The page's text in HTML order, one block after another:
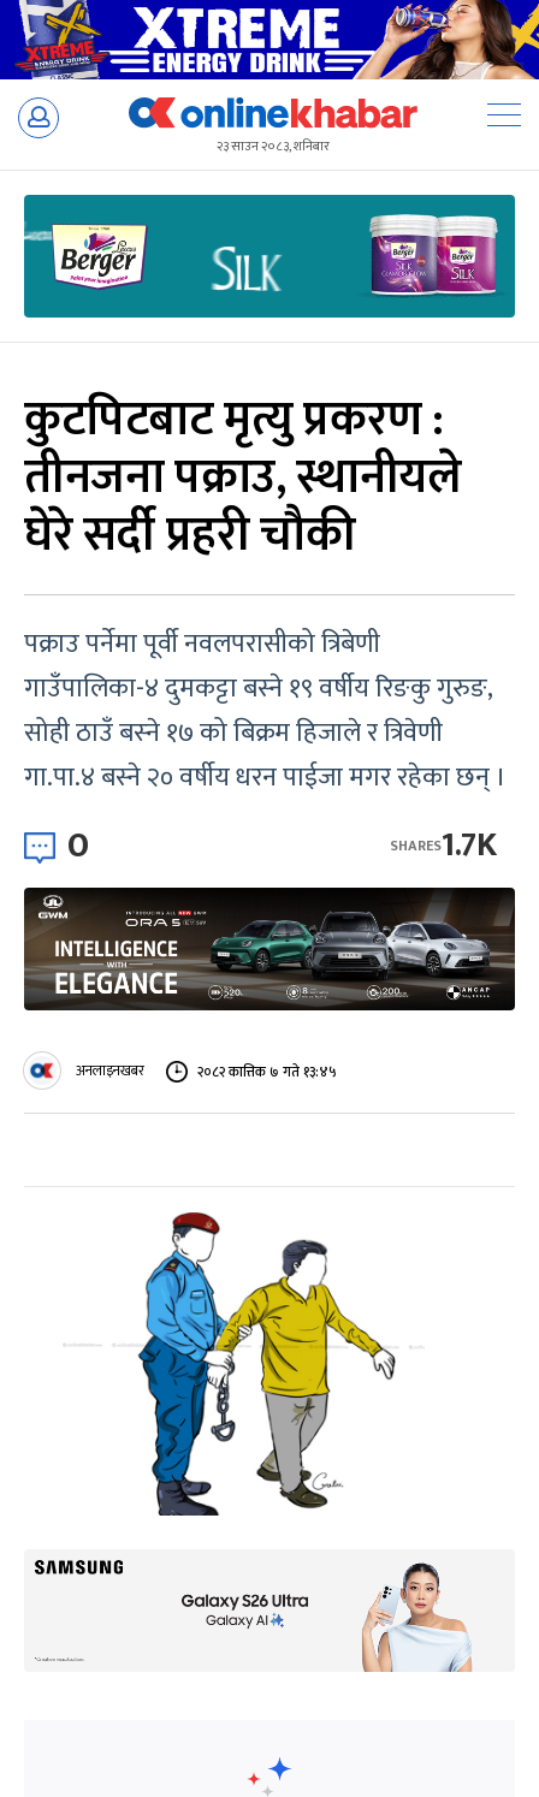
Skip
२३ साउन २०८३, शनिबार
कुटपिटबाट मृत्यु प्रकरण :
तीनजना पक्राउ, स्थानीयले
घेरे सर्दी प्रहरी चौकी
पक्राउ पर्नेमा पूर्वी नवलपरासीको त्रिबेणी
गाउँपालिका-४ दुमकट्टा बस्ने १९ वर्षीय रिङकु गुरुङ,
सोही ठाउँ बस्‍ने १७ को बिक्रम हिजाले र त्रिवेणी
गा.पा.४ बस्ने २० वर्षीय धरन पाईजा मगर रहेका छन् ।
0 1.7K
SHARES
अनलाइनखबर २०८२ कात्तिक ७ गते १३:४५